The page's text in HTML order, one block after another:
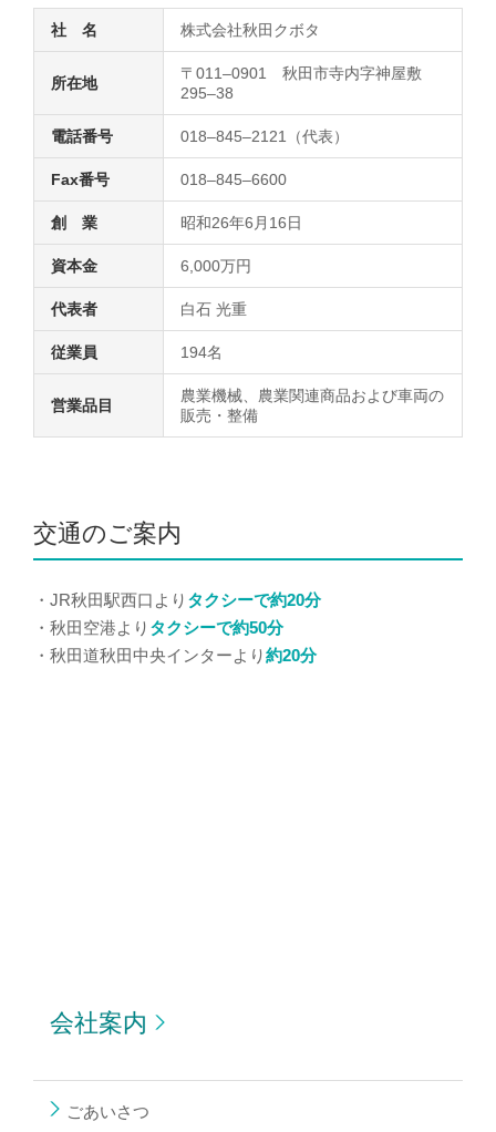
社 名 株式会社秋田クボタ
所在地
〒011–0901 秋田市寺内字神屋敷
295–38
電話番号 018–845–2121（代表）
Fax番号 018–845–6600
創 業 昭和26年6月16日
資本金 6,000万円
代表者 白石 光重
従業員 194名
営業品目
農業機械、農業関連商品および車両の
販売・整備
交通のご案内
・JR秋田駅西口より タクシーで約20分
・秋田空港より タクシーで約50分
・秋田道秋田中央インターより約20分
会社案内
ごあいさつ